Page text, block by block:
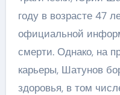
году в возрасте 47
официальной
смерти. Однако, на
карьеры, Шатунов
здоровья, в том